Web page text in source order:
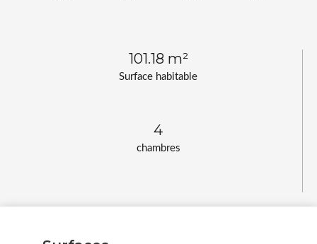
Surface habitable
101.18 m²
chambres
4